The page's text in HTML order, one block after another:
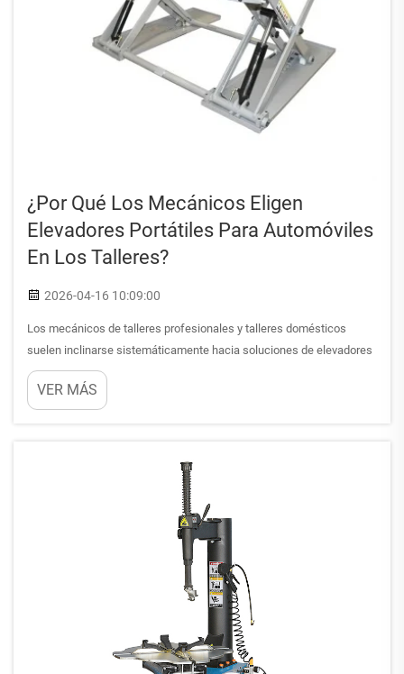
¿Por Qué Los Mecánicos Eligen
Elevadores Portátiles Para Automóviles
En Los Talleres?
2026-04-16 10:09:00
Los mecánicos de talleres profesionales y talleres domésticos
suelen inclinarse sistemáticamente hacia soluciones de elevadores
portátiles para automóviles al evaluar las opciones de equipos de
elevación. Esta preferencia se debe a una combinación de ventajas
VER MÁS